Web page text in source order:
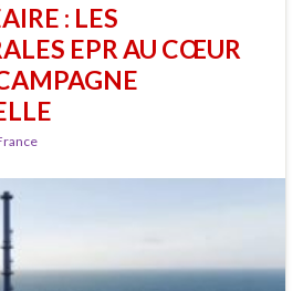
: LES
EPR AU CŒUR